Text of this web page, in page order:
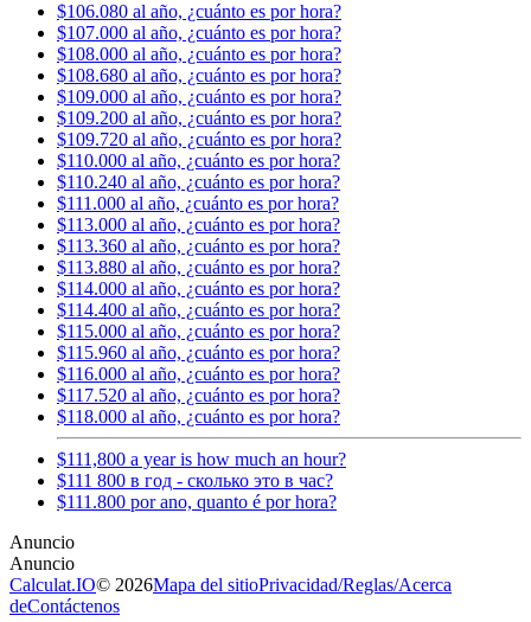
$106.080 al año, ¿cuánto es por hora?
$107.000 al año, ¿cuánto es por hora?
$108.000 al año, ¿cuánto es por hora?
$108.680 al año, ¿cuánto es por hora?
$109.000 al año, ¿cuánto es por hora?
$109.200 al año, ¿cuánto es por hora?
$109.720 al año, ¿cuánto es por hora?
$110.000 al año, ¿cuánto es por hora?
$110.240 al año, ¿cuánto es por hora?
$111.000 al año, ¿cuánto es por hora?
$113.000 al año, ¿cuánto es por hora?
$113.360 al año, ¿cuánto es por hora?
$113.880 al año, ¿cuánto es por hora?
$114.000 al año, ¿cuánto es por hora?
$114.400 al año, ¿cuánto es por hora?
$115.000 al año, ¿cuánto es por hora?
$115.960 al año, ¿cuánto es por hora?
$116.000 al año, ¿cuánto es por hora?
$117.520 al año, ¿cuánto es por hora?
$118.000 al año, ¿cuánto es por hora?
$111,800 a year is how much an hour?
$111 800 в год - сколько это в час?
$111.800 por ano, quanto é por hora?
Calculat.IO© 2026Mapa del sitioPrivacidad/Reglas/Acerca
deContáctenos